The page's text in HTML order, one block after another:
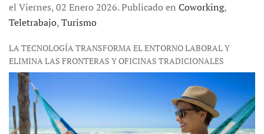
el Viernes, 02 Enero 2026. Publicado en Coworking,
Teletrabajo,Turismo
LA TECNOLOGÍA TRANSFORMA EL ENTORNO LABORAL Y
ELIMINA LAS FRONTERAS Y OFICINAS TRADICIONALES